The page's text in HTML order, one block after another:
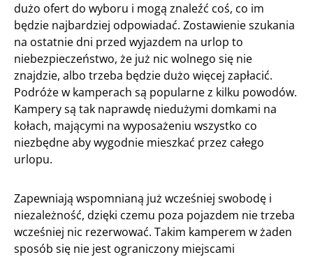
dużo ofert do wyboru i mogą znaleźć coś, co im
będzie najbardziej odpowiadać. Zostawienie szukania
na ostatnie dni przed wyjazdem na urlop to
niebezpieczeństwo, że już nic wolnego się nie
znajdzie, albo trzeba będzie dużo więcej zapłacić.
Podróże w kamperach są popularne z kilku powodów.
Kampery są tak naprawdę niedużymi domkami na
kołach, mającymi na wyposażeniu wszystko co
niezbędne aby wygodnie mieszkać przez całego
urlopu.
Zapewniają wspomnianą już wcześniej swobodę i
niezależność, dzięki czemu poza pojazdem nie trzeba
wcześniej nic rezerwować. Takim kamperem w żaden
sposób się nie jest ograniczony miejscami